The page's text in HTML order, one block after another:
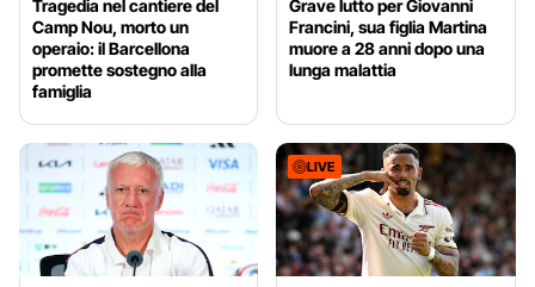
Tragedia nel cantiere del
Camp Nou, morto un
operaio: il Barcellona
promette sostegno alla
famiglia
Grave lutto per Giovanni
Francini, sua figlia Martina
muore a 28 anni dopo una
lunga malattia
LIVE